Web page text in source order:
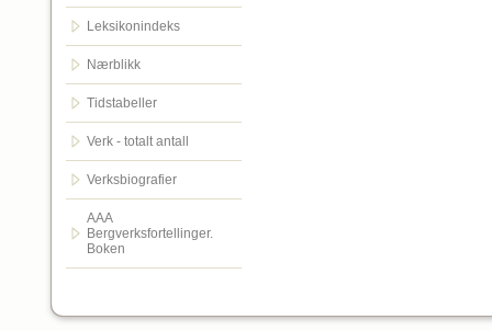
Leksikonindeks
Nærblikk
Tidstabeller
Verk - totalt antall
Verksbiografier
AAA
Bergverksfortellinger.
Boken